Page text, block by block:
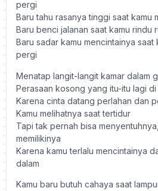
pergi
Baru tahu rasanya tinggi saat kamu
Baru benci jalanan saat kamu rindu
Baru sadar kamu mencintainya saat
pergi
Menatap langit-langit kamar dalam
Perasaan kosong yang itu-itu lagi di
Karena cinta datang perlahan dan
Kamu melihatnya saat tertidur
Tapi tak pernah bisa
memilikinya
Karena kamu terlalu mencintainya
dalam
Kamu baru butuh cahaya saat